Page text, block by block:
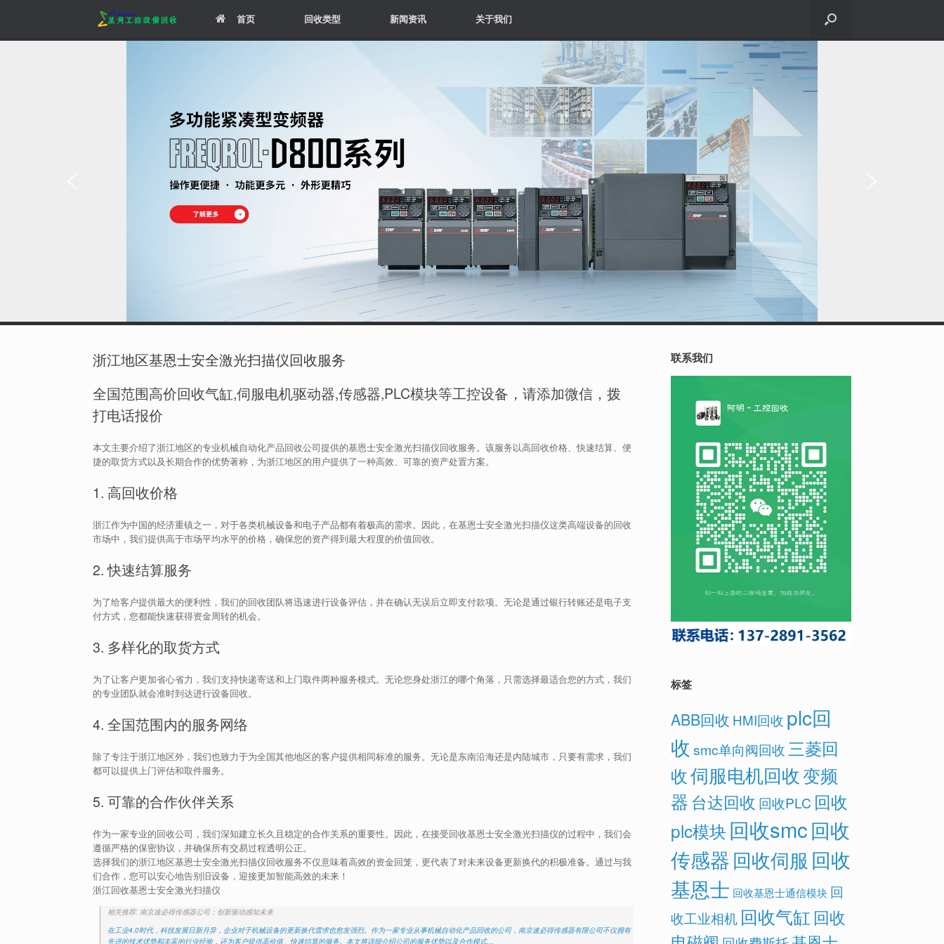
首页 回收类型 新闻资讯 关于我们
浙江地区基恩士安全激光扫描仪回收服务
全国范围高价回收气缸,伺服电机驱动器,传感器,PLC模块等工控设备，请添加微信，拨
打电话报价
本文主要介绍了浙江地区的专业机械自动化产品回收公司提供的基恩士安全激光扫描仪回收服务。该服务以高回收价格、快速结算、便
捷的取货方式以及长期合作的优势著称，为浙江地区的用户提供了一种高效、可靠的资产处置方案。
1. 高回收价格
浙江作为中国的经济重镇之一，对于各类机械设备和电子产品都有着极高的需求。因此，在基恩士安全激光扫描仪这类高端设备的回收
市场中，我们提供高于市场平均水平的价格，确保您的资产得到最大程度的价值回收。
2. 快速结算服务
为了给客户提供最大的便利性，我们的回收团队将迅速进行设备评估，并在确认无误后立即支付款项。无论是通过银行转账还是电子支
付方式，您都能快速获得资金周转的机会。
3. 多样化的取货方式
为了让客户更加省心省力，我们支持快递寄送和上门取件两种服务模式。无论您身处浙江的哪个角落，只需选择最适合您的方式，我们
的专业团队就会准时到达进行设备回收。
4. 全国范围内的服务网络
除了专注于浙江地区外，我们也致力于为全国其他地区的客户提供相同标准的服务。无论是东南沿海还是内陆城市，只要有需求，我们
都可以提供上门评估和取件服务。
5. 可靠的合作伙伴关系
作为一家专业的回收公司，我们深知建立长久且稳定的合作关系的重要性。因此，在接受回收基恩士安全激光扫描仪的过程中，我们会
遵循严格的保密协议，并确保所有交易过程透明公正。
选择我们的浙江地区基恩士安全激光扫描仪回收服务不仅意味着高效的资金回笼，更代表了对未来设备更新换代的积极准备。通过与我
们合作，您可以安心地告别旧设备，迎接更加智能高效的未来！
浙江回收基恩士安全激光扫描仪
相关推荐: 南京速必得传感器公司：创新驱动感知未来
在工业4.0时代，科技发展日新月异，企业对于机械设备的更新换代需求也愈发强烈。作为一家专业从事机械自动化产品回收的公司，南京速必得传感器有限公司不仅拥有
先进的技术优势和丰富的行业经验，还为客户提供高价值、快速结算的服务。本文将详细介绍公司的服务优势以及合作模式…
联系我们
标签
ABB回收 HMI回收 plc回
收 smc单向阀回收三菱回
收伺服电机回收变频
器 台达回收 回收PLC 回收
plc模块 回收smc回收
传感器回收伺服 回收
基恩士 回收基恩士通信模块 回
收工业相机 回收气缸 回收